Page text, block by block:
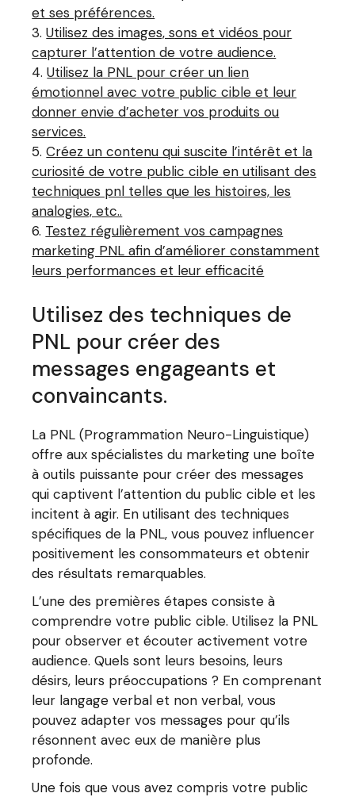
et ses préférences.
Utilisez des images, sons et vidéos pour
capturer l’attention de votre audience.
Utilisez la PNL pour créer un lien
émotionnel avec votre public cible et leur
donner envie d’acheter vos produits ou
services.
Créez un contenu qui suscite l’intérêt et la
curiosité de votre public cible en utilisant des
techniques pnl telles que les histoires, les
analogies, etc..
Testez régulièrement vos campagnes
marketing PNL afin d’améliorer constamment
leurs performances et leur efficacité
Utilisez des techniques de
PNL pour créer des
messages engageants et
convaincants.
La PNL (Programmation Neuro-Linguistique)
offre aux spécialistes du marketing une boîte
à outils puissante pour créer des messages
qui captivent l’attention du public cible et les
incitent à agir. En utilisant des techniques
spécifiques de la PNL, vous pouvez influencer
positivement les consommateurs et obtenir
des résultats remarquables.
L’une des premières étapes consiste à
comprendre votre public cible. Utilisez la PNL
pour observer et écouter activement votre
audience. Quels sont leurs besoins, leurs
désirs, leurs préoccupations ? En comprenant
leur langage verbal et non verbal, vous
pouvez adapter vos messages pour qu’ils
résonnent avec eux de manière plus
profonde.
Une fois que vous avez compris votre public